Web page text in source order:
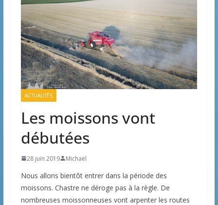
ACTUALITÉS
Les moissons vont
débutées
28 juin 2019 Michaël
Nous allons bientôt entrer dans la période des
moissons. Chastre ne déroge pas à la règle. De
nombreuses moissonneuses vont arpenter les routes